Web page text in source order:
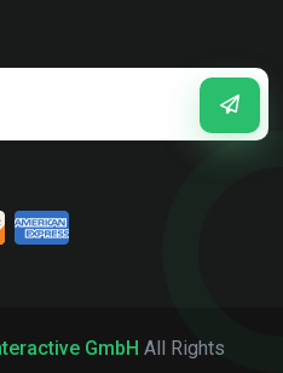
GmbH All Rights